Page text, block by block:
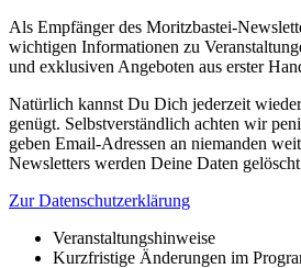
Als Empfänger des Moritzbastei-
wichtigen Informationen zu
und exklusiven Angeboten aus erster
Natürlich kannst Du Dich jederzeit
genügt. Selbstverständlich achten wir
geben Email-Adressen an niemanden
Newsletters werden Deine Daten
Zur Datenschutzerklärung
Veranstaltungshinweise
Kurzfristige Änderungen im